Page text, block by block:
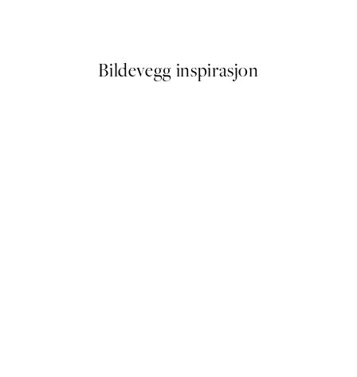
Bildevegg inspirasjon